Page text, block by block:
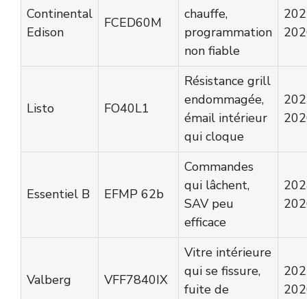
Continental
Edison
FCED60M
chauffe,
programmation
non fiable
Listo FO40L1
Résistance grill
endommagée,
émail intérieur
qui cloque
Essentiel B EFMP 62b
Commandes
qui lâchent,
SAV peu
efficace
Valberg VFF7840IX
Vitre intérieure
qui se fissure,
fuite de